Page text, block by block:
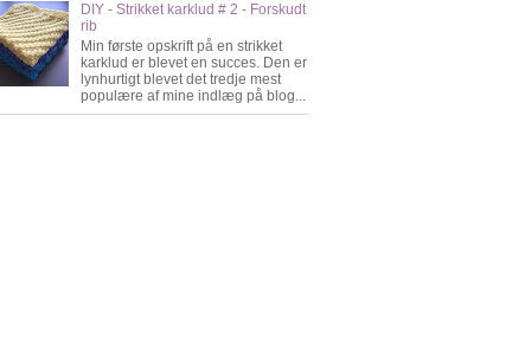
DIY - Strikket karklud # 2 - Forskudt
rib
Min første opskrift på en strikket
karklud er blevet en succes. Den er
lynhurtigt blevet det tredje mest
populære af mine indlæg på blog...